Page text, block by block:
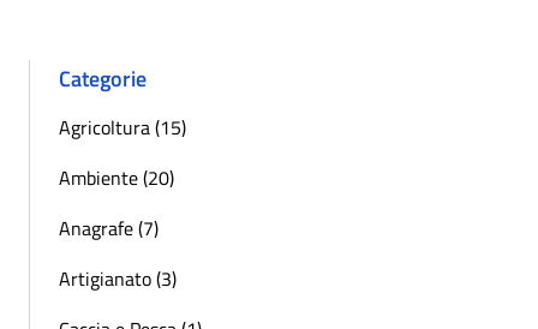
Categorie
Agricoltura (15)
Ambiente (20)
Anagrafe (7)
Artigianato (3)